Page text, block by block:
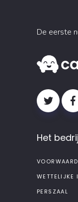
De eerste
Het
WETTELIJKE
PERSZAAL